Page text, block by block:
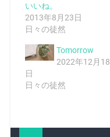
いいね。
2013年8月23日
日々の徒然
Tomorrow
2022年12月18
日
日々の徒然